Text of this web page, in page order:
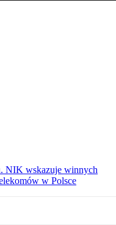
NIK wskazuje winnych
w Polsce